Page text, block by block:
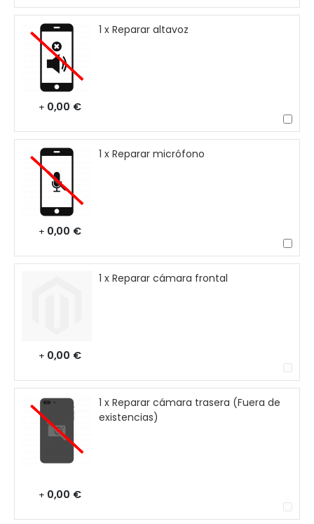
1 x Reparar altavoz
+ 0,00 €
1 x Reparar micrófono
+ 0,00 €
1 x Reparar cámara frontal
+ 0,00 €
1 x Reparar cámara trasera (Fuera de
existencias)
+ 0,00 €